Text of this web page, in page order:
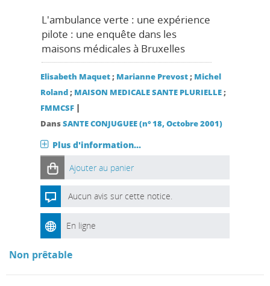
L'ambulance verte : une expérience
pilote : une enquête dans les
maisons médicales à Bruxelles
Elisabeth Maquet; Marianne Prevost; Michel
Roland; MAISON MEDICALE SANTE PLURIELLE;
FMMCSF |
DansSANTE CONJUGUEE (n° 18, Octobre 2001)
Plus d'information...
Ajouter au panier
Aucun avis sur cette notice.
En ligne
Non prêtable